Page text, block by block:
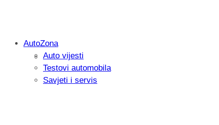
Savjetujemo: Što učiniti kada vaš
AutoZona
Auto vijesti
Testovi automobila
Savjeti i servis